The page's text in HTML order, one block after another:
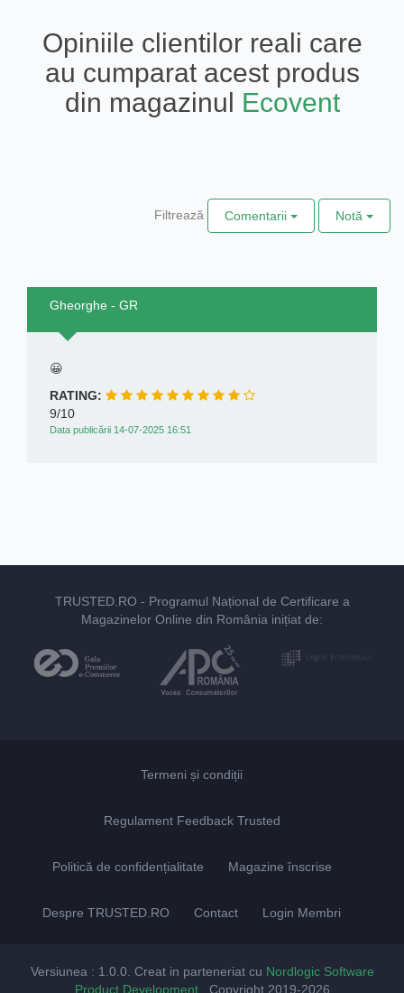
Opiniile clientilor reali care
au cumparat acest produs
din magazinul Ecovent
Filtrează Comentarii Notă
Gheorghe - GR
😀
RATING:
9/10
Data publicării 14-07-2025 16:51
TRUSTED.RO - Programul Național de Certificare a
Magazinelor Online din România inițiat de:
Termeni și condiții
Regulament Feedback Trusted
Politică de confidențialitate Magazine înscrise
Despre TRUSTED.RO Contact Login Membri
Versiunea : 1.0.0. Creat in parteneriat cu Nordlogic Software
Product Development
. Copyright 2019-2026